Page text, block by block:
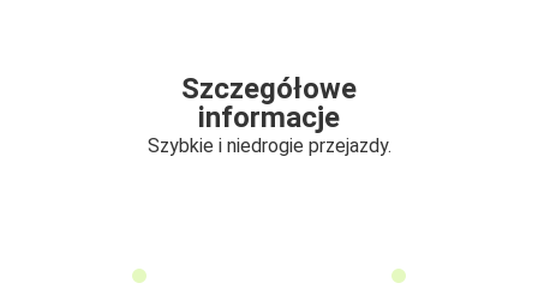
Szczegółowe
informacje
Szybkie i niedrogie przejazdy.